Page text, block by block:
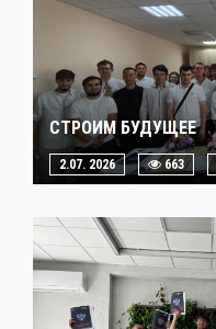
СТРОИМ БУДУЩЕЕ
2.07. 2026 663